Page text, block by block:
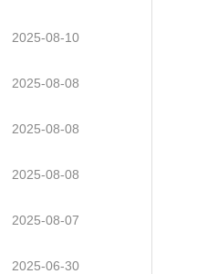
2025-08-10
2025-08-08
2025-08-08
2025-08-08
2025-08-07
2025-06-30